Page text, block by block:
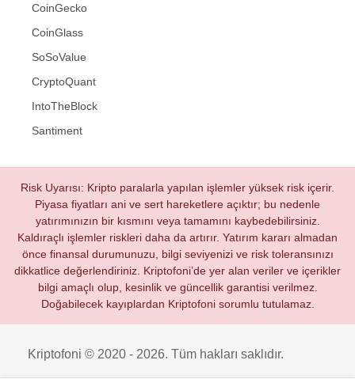
CoinGecko
CoinGlass
SoSoValue
CryptoQuant
IntoTheBlock
Santiment
Risk Uyarısı: Kripto paralarla yapılan işlemler yüksek risk içerir.
Piyasa fiyatları ani ve sert hareketlere açıktır; bu nedenle
yatırımınızın bir kısmını veya tamamını kaybedebilirsiniz.
Kaldıraçlı işlemler riskleri daha da artırır. Yatırım kararı almadan
önce finansal durumunuzu, bilgi seviyenizi ve risk toleransınızı
dikkatlice değerlendiriniz. Kriptofoni’de yer alan veriler ve içerikler
bilgi amaçlı olup, kesinlik ve güncellik garantisi verilmez.
Doğabilecek kayıplardan Kriptofoni sorumlu tutulamaz.
Kriptofoni © 2020 - 2026. Tüm hakları saklıdır.